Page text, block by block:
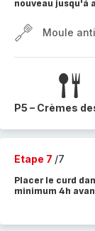
nouveau jusqu'à
Moule
P5 – Crèmes
Etape 7 /7
Placer le curd
minimum 4h